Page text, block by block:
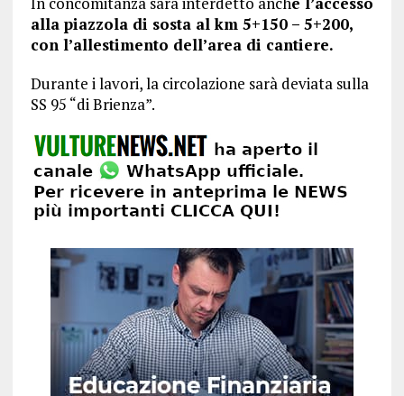
alla piazzola di sosta al km 5+150 – 5+200,
con l’allestimento dell’area di cantiere.
Durante i lavori, la circolazione sarà deviata sulla
SS 95 “di Brienza”.